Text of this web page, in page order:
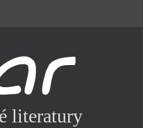
literatury